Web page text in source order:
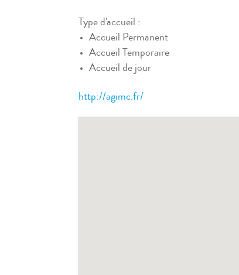
Type d'accueil :
Accueil Permanent
Accueil Temporaire
Accueil de jour
http://agimc.fr/